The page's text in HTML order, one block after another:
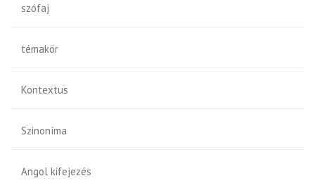
szófaj
témakör
Kontextus
Szinoníma
Angol kifejezés